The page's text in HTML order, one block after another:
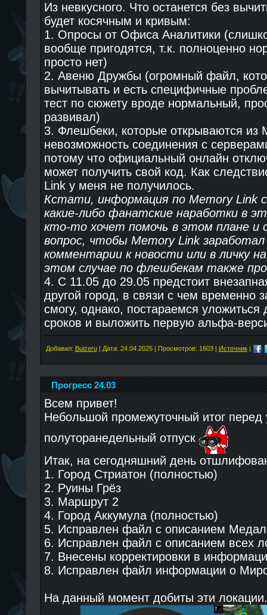
Из невкусного. Что останется без
будет косячным и кривым:
1. Опросы от Офиса Аналитики
вообще пригодятся, т.к. полноценно
просто нет)
2. Авеню Дружбы (огромный файл,
вычитывать и есть специфичные
тест по сюжету вроде нормальный,
развивал)
3. Флешбеки, которые открываются из
невозможность соединения с
потому что официальный онлайн
может получить свой код. Как
Link у меня не получилось.
Кстати, информация по Memory Link
какие-либо фанатские наработки в
кто-то хочет помочь в этом плане
вопрос, чтобы Memory Link
комментарии к новости или в личку
этом случае по флешбекам также
4. С 11.05 до 29.05 предстоит
другой город, в связи с чем временно
смогу, однако, постараемся уложиться
сроков и выложить первую альфа-
Добавил: Buizeru| Дата: 24.04.2025| Просмотров: 1603 | Источник|
Прогресс 24.03
Всем привет!
Небольшой промежуточный итог
полуторанедельный отпуск
Итак, на сегодняшний день
1. Город Стриатон (полностью)
2. Руины Грёз
3. Маршрут 2
4. Город Аккумула (полностью)
5. Исправлен файл с описанием
6. Исправлен файл с описанием всех
7. Внесены корректировки в
8. Исправлен файл информации о
На данный момент добиты эти локации.